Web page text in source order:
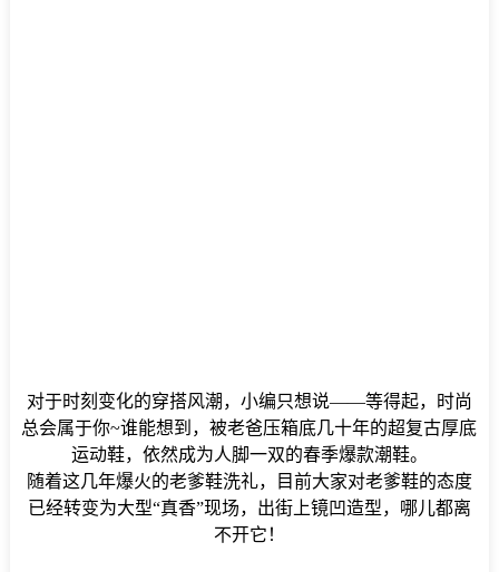
对于时刻变化的穿搭风潮，小编只想说——等得起，时尚
总会属于你~谁能想到，被老爸压箱底几十年的超复古厚底
运动鞋，依然成为人脚一双的春季爆款潮鞋。
随着这几年爆火的老爹鞋洗礼，目前大家对老爹鞋的态度
已经转变为大型“真香”现场，出街上镜凹造型，哪儿都离
不开它！